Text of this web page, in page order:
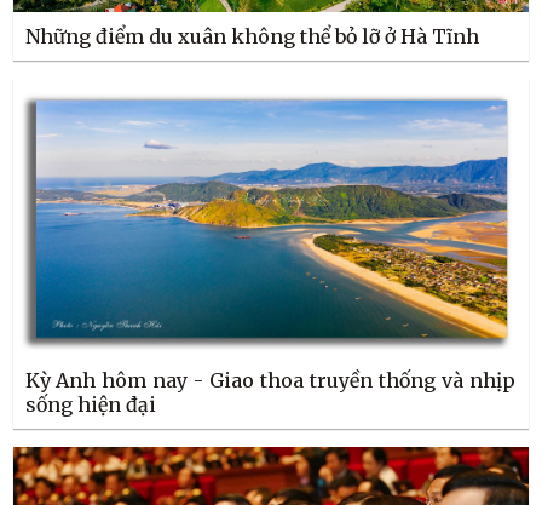
Những điểm du xuân không thể bỏ lỡ ở Hà Tĩnh
Kỳ Anh hôm nay - Giao thoa truyền thống và nhịp
sống hiện đại